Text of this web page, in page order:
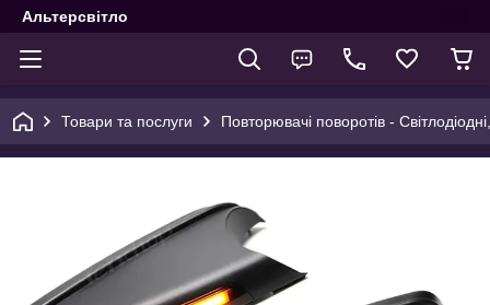
Альтерсвітло
Товари та послуги Повторювачі поворотів -